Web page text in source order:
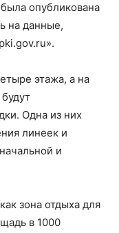
опубликована
на данные,
этажа, а на
Одна из них
линеек и
и
зона отдыха для
в 1000